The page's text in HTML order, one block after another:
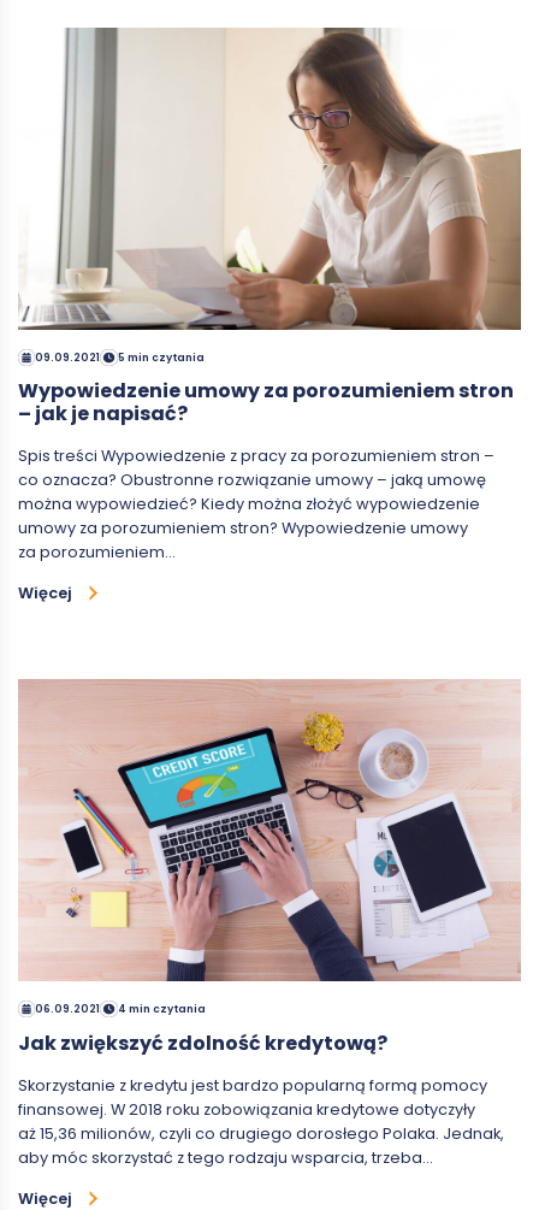
09.09.2021 5 min czytania
Wypowiedzenie umowy za porozumieniem stron
– jak je napisać?
Spis treści Wypowiedzenie z pracy za porozumieniem stron –
co oznacza? Obustronne rozwiązanie umowy – jaką umowę
można wypowiedzieć? Kiedy można złożyć wypowiedzenie
umowy za porozumieniem stron? Wypowiedzenie umowy
za porozumieniem…
Więcej
06.09.2021 4 min czytania
Jak zwiększyć zdolność kredytową?
Skorzystanie z kredytu jest bardzo popularną formą pomocy
finansowej. W 2018 roku zobowiązania kredytowe dotyczyły
aż 15,36 milionów, czyli co drugiego dorosłego Polaka. Jednak,
aby móc skorzystać z tego rodzaju wsparcia, trzeba…
Więcej